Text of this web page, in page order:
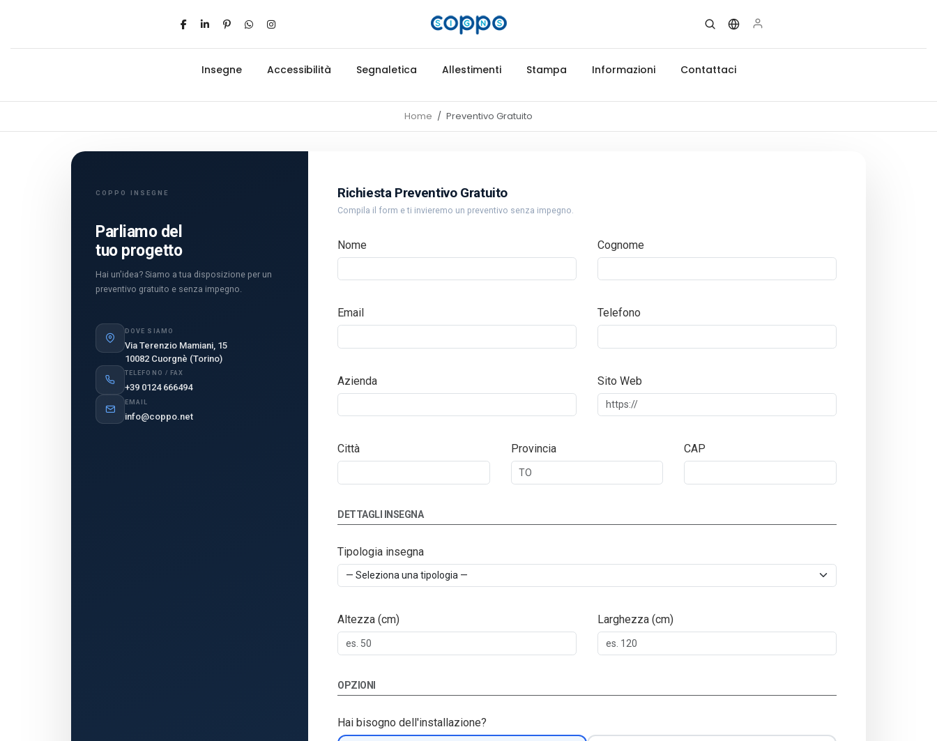
Insegne Accessibilità Segnaletica Allestimenti Stampa Informazioni Contattaci
Home Preventivo Gratuito
COPPO INSEGNE
Parliamo del
tuo progetto
Hai un'idea? Siamo a tua disposizione per un
preventivo gratuito e senza impegno.
DOVE SIAMO
Via Terenzio Mamiani, 15
10082 Cuorgnè (Torino)
TELEFONO / FAX
+39 0124 666494
EMAIL
info@coppo.net
Richiesta Preventivo Gratuito
Compila il form e ti invieremo un preventivo senza impegno.
Nome Cognome
Email Telefono
Azienda Sito Web
Città Provincia CAP
DETTAGLI INSEGNA
Tipologia insegna
Altezza (cm) Larghezza (cm)
OPZIONI
Hai bisogno dell'installazione?